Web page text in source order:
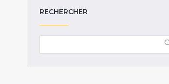
RECHERCHER